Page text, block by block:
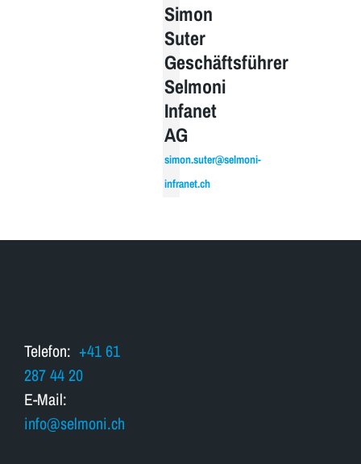
Simon
Suter
Geschäftsführer
Selmoni
Infanet
AG
simon.suter@selmoni-
infranet.ch
Telefon: +41 61
287 44 20
E-Mail:
info@selmoni.ch